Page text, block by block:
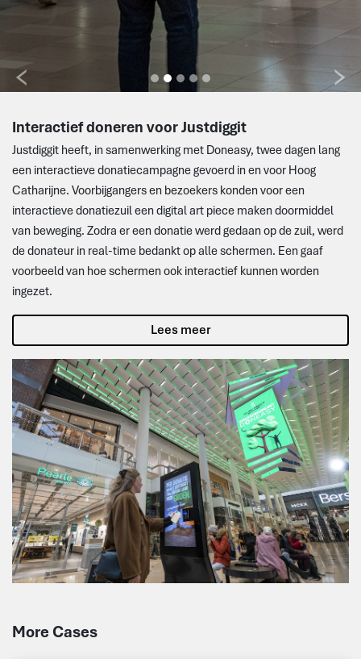
Interactief doneren voor Justdiggit
Justdiggit heeft, in samenwerking met Doneasy, twee dagen lang
een interactieve donatiecampagne gevoerd in en voor Hoog
Catharijne. Voorbijgangers en bezoekers konden voor een
interactieve donatiezuil een digital art piece maken doormiddel
van beweging. Zodra er een donatie werd gedaan op de zuil, werd
de donateur in real-time bedankt op alle schermen. Een gaaf
voorbeeld van hoe schermen ook interactief kunnen worden
ingezet.
Lees meer
More Cases